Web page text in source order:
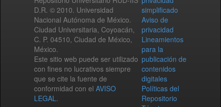
D.R. © 2010. Universidad
Nacional Autónoma de México.
Ciudad Universitaria, Coyoacán,
C. P. 04510, Ciudad de México,
México.
Este sitio web puede ser utilizado
con fines no lucrativos siempre
que se cite la fuente de
conformidad con el AVISO
LEGAL.
simplificado
Aviso de
privacidad
Lineamientos
para la
publicación de
contenidos
digitales
Políticas del
Repositorio